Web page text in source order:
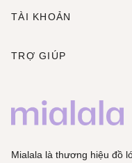
TÀI KHOẢN
TRỢ GIÚP
Mialala là thương hiệu đồ